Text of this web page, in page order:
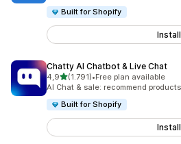
Built for Shopify
Chatty AI Chatbot & Live Chat
4,9stelle su 5
(1.791)
1791 recensioni totali
•Free plan available
AI Chat & sale: recommend
Built for Shopify